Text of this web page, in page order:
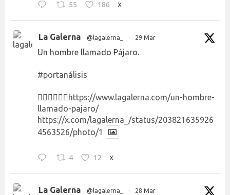
55 186 X
La Galerna @lagalerna_ · 29 Mar
Un hombre llamado Pájaro.
#portanálisis
👉🏻👉🏻👉🏻 https://www.lagalerna.com/un-hombre-
llamado-pajaro/
https://x.com/lagalerna_/status/203821635926
4563526/photo/1
4 12 X
La Galerna @lagalerna_ · 28 Mar